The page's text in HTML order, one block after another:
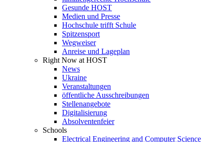
Gesunde HOST
Medien und Presse
Hochschule trifft Schule
Spitzensport
Wegweiser
Anreise und Lageplan
Right Now at HOST
News
Ukraine
Veranstaltungen
öffentliche Ausschreibungen
Stellenangebote
Digitalisierung
Absolventenfeier
Schools
Electrical Engineering and Computer Science